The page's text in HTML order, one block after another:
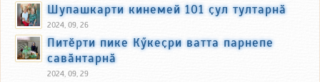
Шупашкарти кинемей 101 ҫул тултарнӑ
2024, 09, 26
Питӗрти пике Кӳкеҫри ватта парнепе
савӑнтарнӑ
2024, 09, 29